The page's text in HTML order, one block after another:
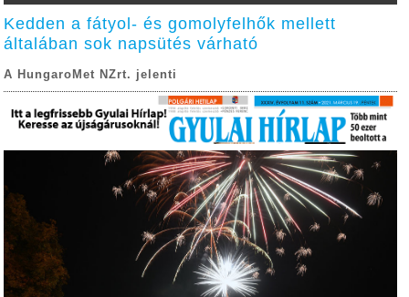
Kedden a fátyol- és gomolyfelhők mellett
általában sok napsütés várható
A HungaroMet NZrt. jelenti